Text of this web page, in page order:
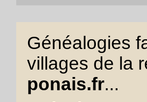
Généalogies
villages de la
ponais.fr...